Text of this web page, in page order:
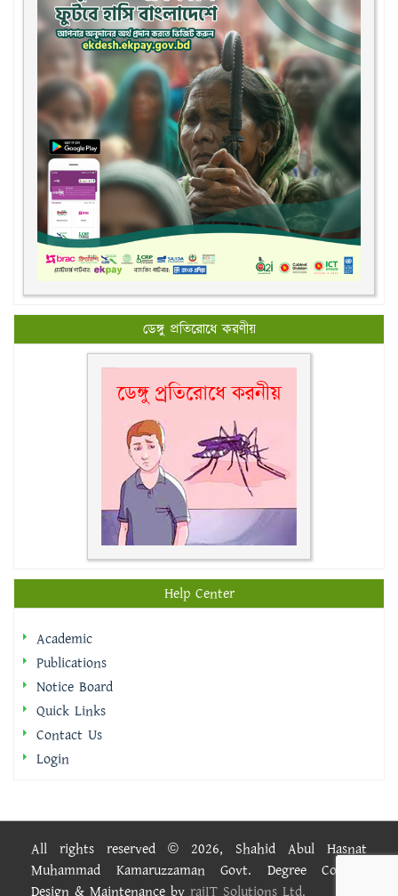
ডেঙ্গু প্রতিরোধে করণীয়
Help Center
Academic
Publications
Notice Board
Quick Links
Contact Us
Login
All rights reserved © 2026, Shahid Abul Hasnat
Muhammad Kamaruzzaman Govt. Degree College.
Design & Maintenance by rajIT Solutions Ltd.